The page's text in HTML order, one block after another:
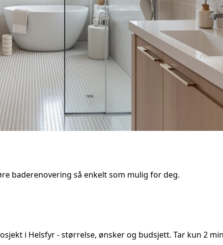
baderenovering så enkelt som mulig for deg.
i Helsfyr- størrelse, ønsker og budsjett. Tar kun 2